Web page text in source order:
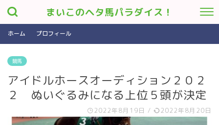
まいこのヘタ馬パラダイス！
ホーム プロフィール
競馬
アイドルホースオーディション２０２
２ ぬいぐるみになる上位５頭が決定
2022年8月19日 / 2022年8月20日